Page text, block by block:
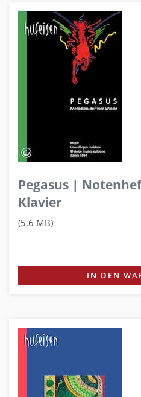
Pegasus |
Klavier
(5,6 MB)
IN DEN